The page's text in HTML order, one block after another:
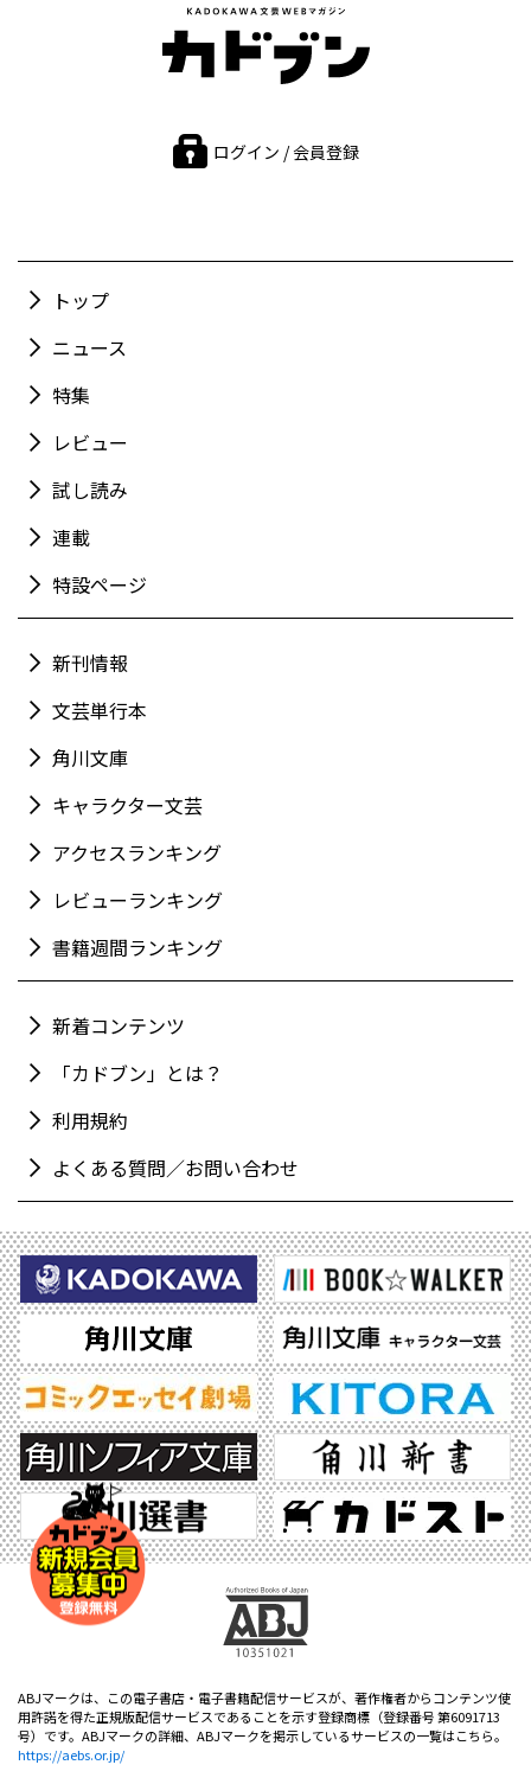
ログイン / 会員登録
トップ
ニュース
特集
レビュー
試し読み
連載
特設ページ
新刊情報
文芸単行本
角川文庫
キャラクター文芸
アクセスランキング
レビューランキング
書籍週間ランキング
新着コンテンツ
「カドブン」とは？
利用規約
よくある質問／お問い合わせ
ABJマークは、この電子書店・電子書籍配信サービスが、著作権者からコンテンツ使
用許諾を得た正規版配信サービスであることを示す登録商標（登録番号 第6091713
号）です。ABJマークの詳細、ABJマークを掲示しているサービスの一覧はこちら。
https://aebs.or.jp/